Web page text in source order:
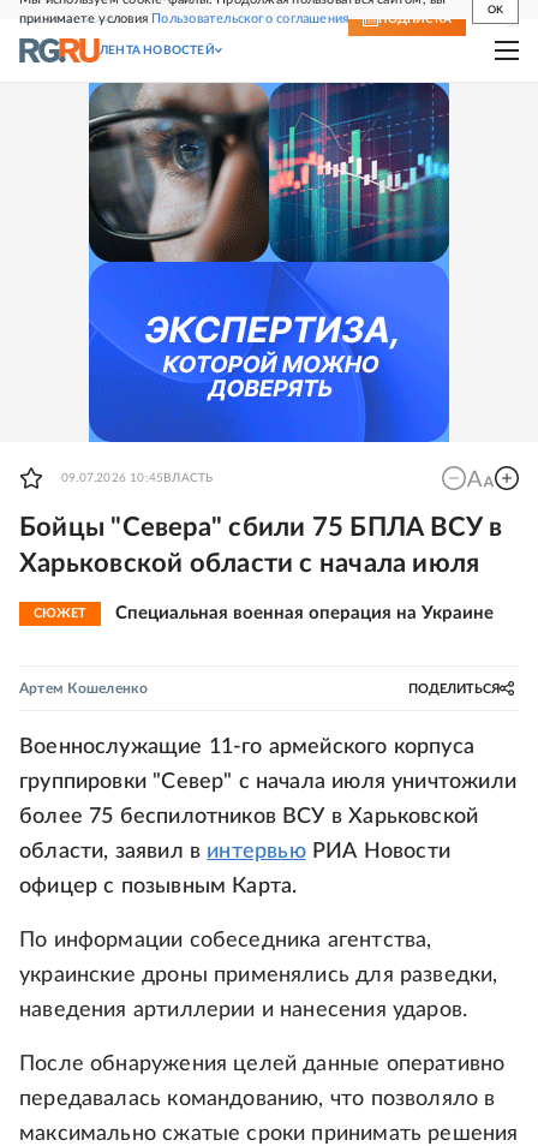
принимаете условия Пользовательского соглашения
OK
СВЕЖИЙ НОМЕР ПОДПИСКА
ЛЕНТА НОВОСТЕЙ
09.07.2026 10:45 ВЛАСТЬ
Бойцы "Севера" сбили 75 БПЛА ВСУ в
Харьковской области с начала июля
СЮЖЕТ Специальная военная операция на Украине
Артем Кошеленко ПОДЕЛИТЬСЯ
Военнослужащие 11-го армейского корпуса
группировки "Север" с начала июля уничтожили
более 75 беспилотников ВСУ в Харьковской
области, заявил в интервьюРИА Новости
офицер с позывным Карта.
По информации собеседника агентства,
украинские дроны применялись для разведки,
наведения артиллерии и нанесения ударов.
После обнаружения целей данные оперативно
передавалась командованию, что позволяло в
максимально сжатые сроки принимать решения